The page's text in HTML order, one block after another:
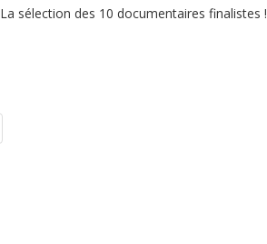
La sélection des 10 documentaires finalistes !